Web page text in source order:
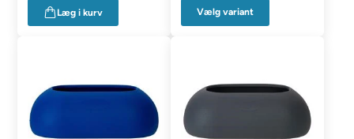
Læg i kurv Vælg variant